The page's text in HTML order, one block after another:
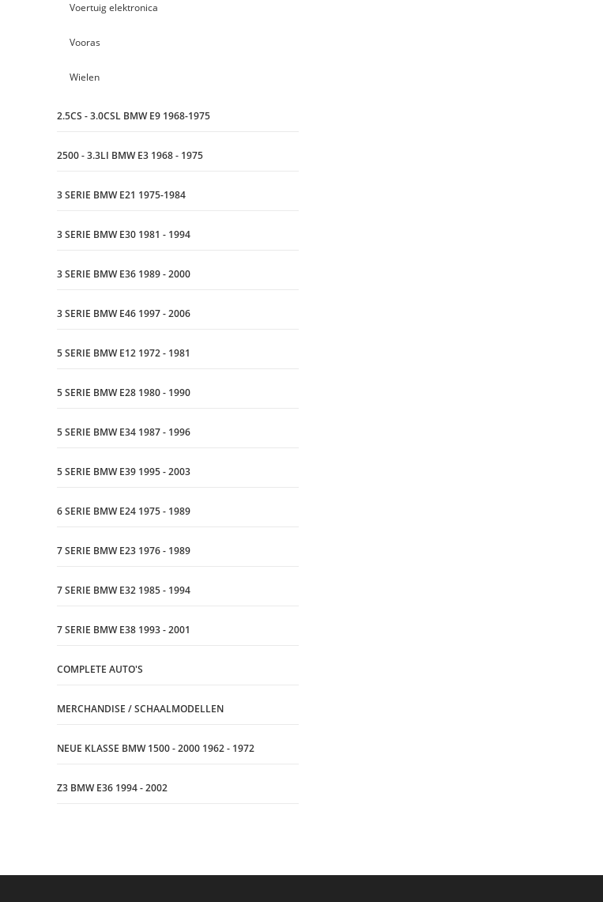
Voertuig elektronica
Vooras
Wielen
2.5CS - 3.0CSL BMW E9 1968-1975
2500 - 3.3LI BMW E3 1968 - 1975
3 SERIE BMW E21 1975-1984
3 SERIE BMW E30 1981 - 1994
3 SERIE BMW E36 1989 - 2000
3 SERIE BMW E46 1997 - 2006
5 SERIE BMW E12 1972 - 1981
5 SERIE BMW E28 1980 - 1990
5 SERIE BMW E34 1987 - 1996
5 SERIE BMW E39 1995 - 2003
6 SERIE BMW E24 1975 - 1989
7 SERIE BMW E23 1976 - 1989
7 SERIE BMW E32 1985 - 1994
7 SERIE BMW E38 1993 - 2001
COMPLETE AUTO'S
MERCHANDISE / SCHAALMODELLEN
NEUE KLASSE BMW 1500 - 2000 1962 - 1972
Z3 BMW E36 1994 - 2002